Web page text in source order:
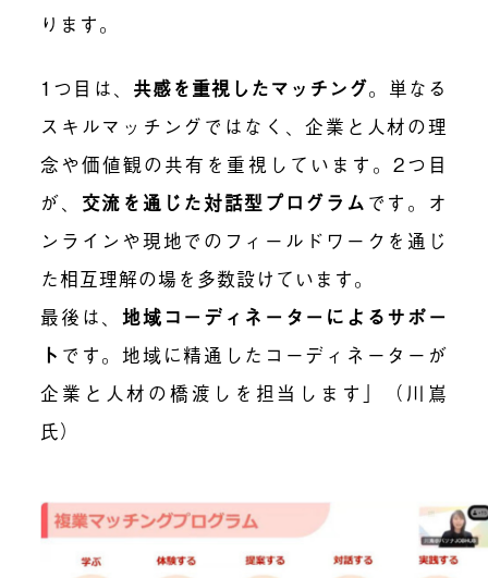
ります。
1つ目は、 共感を重視したマッチング。単なる
スキルマッチングではなく、企業と人材の理
念や価値観の共有を重視しています。2つ目
が、 交流を通じた対話型プログラム です。オ
ンラインや現地でのフィールドワークを通じ
た相互理解の場を多数設けています。
最後は、地域コーディネーターによるサポー
ト です。地域に精通したコーディネーターが
企業と人材の橋渡しを担当します」（川嶌
氏）